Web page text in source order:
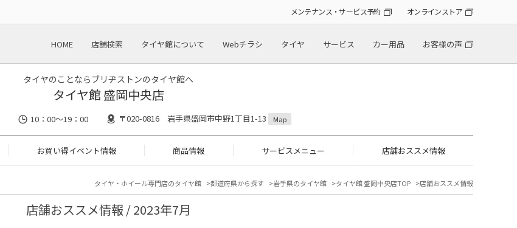
メンテナンス・サービス予約 オンラインストア
HOME 店舗検索 タイヤ館について Webチラシ タイヤ サービス カー用品 お客様の声
タイヤのことならブリヂストンのタイヤ館へ
タイヤ館 盛岡中央店
10：00～19：00 〒020-0816 岩手県盛岡市中野1丁目1-13 Map
お買い得イベント情報 商品情報 サービスメニュー 店舗おススメ情報
タイヤ・ホイール専門店のタイヤ館 都道府県から探す 岩手県のタイヤ館 タイヤ館 盛岡中央店TOP 店舗おススメ情報
店舗おススメ情報 / 2023年7月